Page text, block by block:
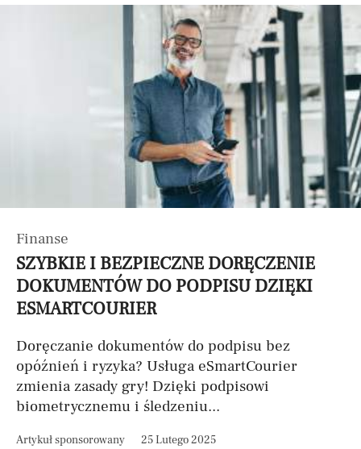
Finanse
SZYBKIE I BEZPIECZNE DORĘCZENIE
DOKUMENTÓW DO PODPISU DZIĘKI
ESMARTCOURIER
Doręczanie dokumentów do podpisu bez
opóźnień i ryzyka? Usługa eSmartCourier
zmienia zasady gry! Dzięki podpisowi
biometrycznemu i śledzeniu...
Artykuł sponsorowany 25 Lutego 2025